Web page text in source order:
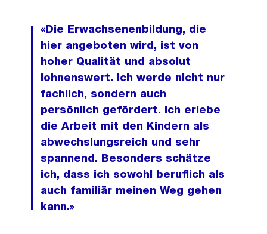
«Die Erwachsenenbildung, die
hier angeboten wird, ist von
hoher Qualität und absolut
lohnenswert. Ich werde nicht nur
fachlich, sondern auch
persönlich gefördert. Ich erlebe
die Arbeit mit den Kindern als
abwechslungsreich und sehr
spannend. Besonders schätze
ich, dass ich sowohl beruflich als
auch familiär meinen Weg gehen
kann.»